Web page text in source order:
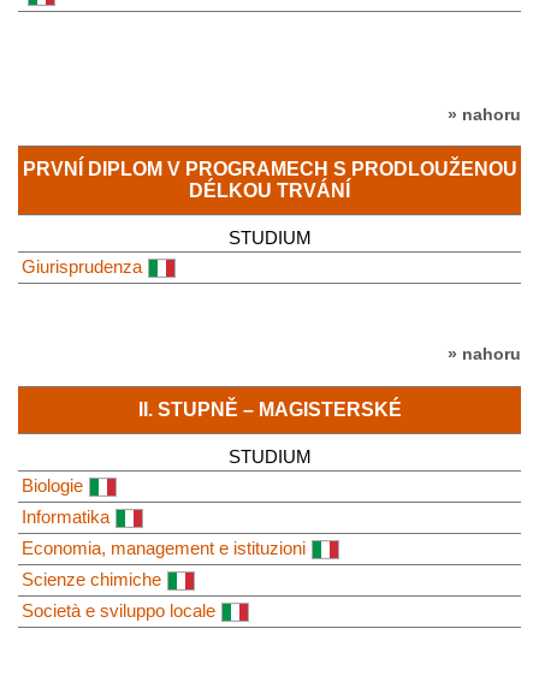
» nahoru
PRVNÍ DIPLOM V PROGRAMECH S PRODLOUŽENOU
DÉLKOU TRVÁNÍ
STUDIUM
Giurisprudenza
» nahoru
II. STUPNĚ – MAGISTERSKÉ
STUDIUM
Biologie
Informatika
Economia, management e istituzioni
Scienze chimiche
Società e sviluppo locale